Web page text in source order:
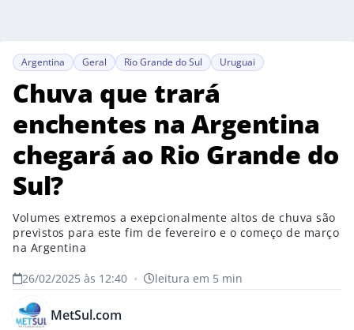
Argentina Geral Rio Grande do Sul Uruguai
Chuva que trará
enchentes na Argentina
chegará ao Rio Grande do
Sul?
Volumes extremos a exepcionalmente altos de chuva são
previstos para este fim de fevereiro e o começo de março
na Argentina
26/02/2025 às 12:40 • leitura em 5 min
MetSul.com